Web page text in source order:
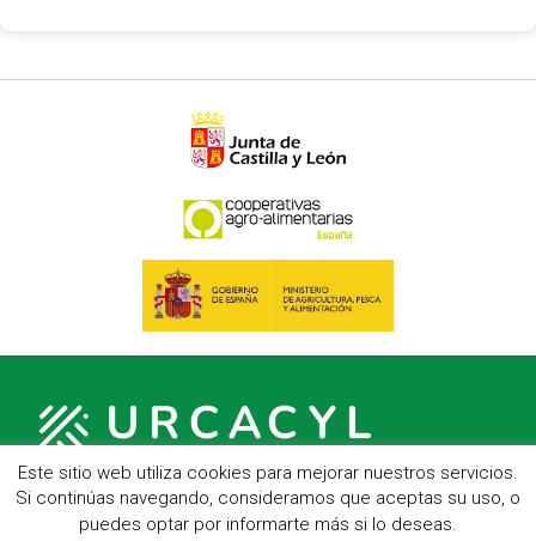
C/ Hípica, 1, entreplanta - 47007 Valladolid
Este sitio web utiliza cookies para mejorar nuestros servicios.
Si continúas navegando, consideramos que aceptas su uso, o
puedes optar por informarte más si lo deseas.